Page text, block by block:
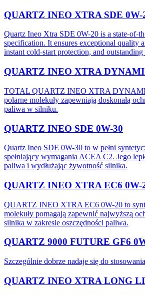
QUARTZ INEO XTRA SDE 0W-
Quartz Ineo Xtra SDE 0W-20 is a state-of-
specification. It ensures exceptional quality
instant cold-start protection, and
QUARTZ INEO XTRA
TOTAL QUARTZ INEO XTRA
polarne molekuły zapewniają doskonałą
paliwa w silniku.
QUARTZ INEO SDE 0W-30
Quartz Ineo SDE 0W-30 to w pełni
spełniający wymagania ACEA C2. Jego
paliwa i wydłużając żywotność silnika.
QUARTZ INEO XTRA EC6 0W-
QUARTZ INEO XTRA EC6 0W-20 to
molekuły pomagają zapewnić najwyższą
silnika w zakresie oszczędności paliwa.
QUARTZ 9000 FUTURE GF6
Szczególnie dobrze nadaje się do
QUARTZ INEO XTRA LONG